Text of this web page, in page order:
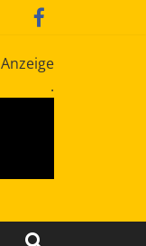
Anzeige
.